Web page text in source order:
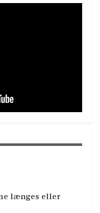
længes eller